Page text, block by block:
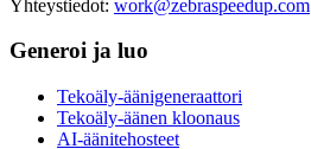
Yhteystiedot: work@zebraspeedup.com
Generoi ja luo
Tekoäly-äänigeneraattori
Tekoäly-äänen kloonaus
AI-äänitehosteet